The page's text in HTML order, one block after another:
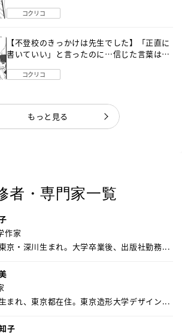
コクリコ
【不登校のきっかけは先生でした】「正直に
書いていい」と言ったのに…信じた言葉は噓
コクリコ
もっと見る
者・専門家一覧
作家
京・深川生まれ。大学卒業後、出版社勤務...
まれ、東京都在住。東京造形大学デザイン...
子